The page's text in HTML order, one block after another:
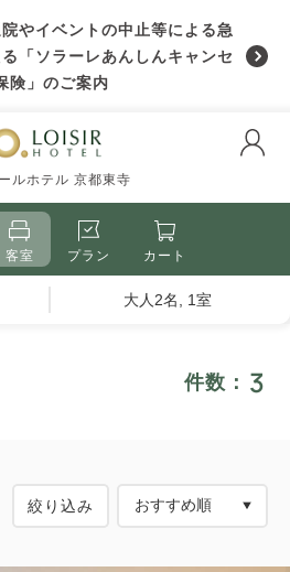
やイベントの中止等による急
「ソラーレあんしんキャンセ
険」のご案内
ルホテル 京都東寺
客室 プラン カート
大人2名, 1室
件数： 3
絞り込み